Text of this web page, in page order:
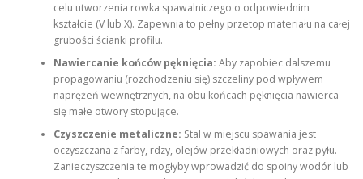
celu utworzenia rowka spawalniczego o odpowiednim
kształcie (V lub X). Zapewnia to pełny przetop materiału na całej
grubości ścianki profilu.
Nawiercanie końców pęknięcia: Aby zapobiec dalszemu
propagowaniu (rozchodzeniu się) szczeliny pod wpływem
naprężeń wewnętrznych, na obu końcach pęknięcia nawierca
się małe otwory stopujące.
Czyszczenie metaliczne: Stal w miejscu spawania jest
oczyszczana z farby, rdzy, olejów przekładniowych oraz pyłu.
Zanieczyszczenia te mogłyby wprowadzić do spoiny wodór lub